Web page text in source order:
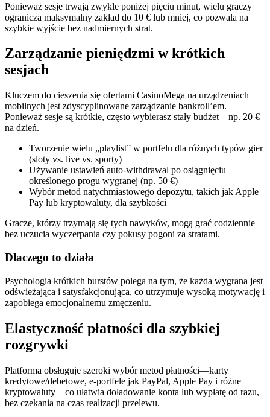
Ponieważ sesje trwają zwykle poniżej pięciu minut, wielu graczy
ogranicza maksymalny zakład do 10 € lub mniej, co pozwala na
szybkie wyjście bez nadmiernych strat.
Zarządzanie pieniędzmi w krótkich
sesjach
Kluczem do cieszenia się ofertami CasinoMega na urządzeniach
mobilnych jest zdyscyplinowane zarządzanie bankroll’em.
Ponieważ sesje są krótkie, często wybierasz stały budżet—np. 20 €
na dzień.
Tworzenie wielu „playlist” w portfelu dla różnych typów gier
(sloty vs. live vs. sporty)
Używanie ustawień auto‑withdrawal po osiągnięciu
określonego progu wygranej (np. 50 €)
Wybór metod natychmiastowego depozytu, takich jak Apple
Pay lub kryptowaluty, dla szybkości
Gracze, którzy trzymają się tych nawyków, mogą grać codziennie
bez uczucia wyczerpania czy pokusy pogoni za stratami.
Dlaczego to działa
Psychologia krótkich burstów polega na tym, że każda wygrana jest
odświeżająca i satysfakcjonująca, co utrzymuje wysoką motywację i
zapobiega emocjonalnemu zmęczeniu.
Elastyczność płatności dla szybkiej
rozgrywki
Platforma obsługuje szeroki wybór metod płatności—karty
kredytowe/debetowe, e‑portfele jak PayPal, Apple Pay i różne
kryptowaluty—co ułatwia doładowanie konta lub wypłatę od razu,
bez czekania na czas realizacji przelewu.